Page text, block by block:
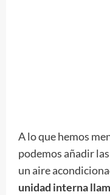
A lo que hemos
podemos añadir
un aire
unidad interna